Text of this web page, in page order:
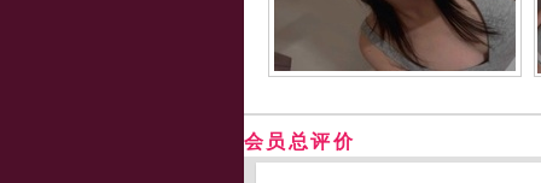
会员总评价